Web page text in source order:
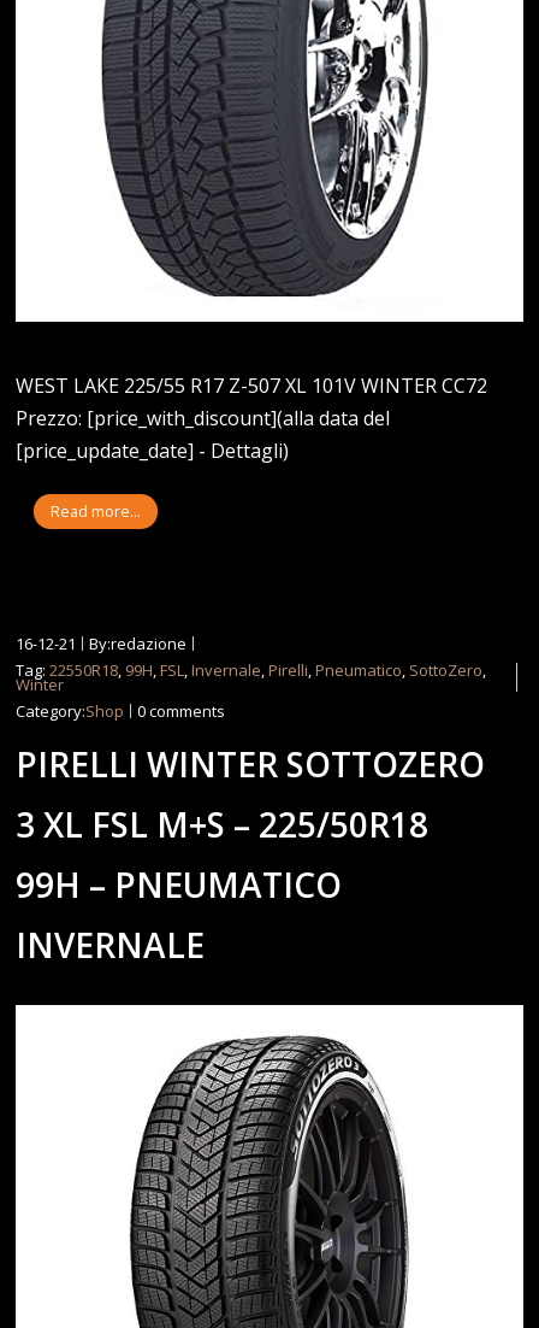
WEST LAKE 225/55 R17 Z-507 XL 101V WINTER CC72
Prezzo: [price_with_discount](alla data del
[price_update_date] - Dettagli)
Read more...
16-12-21
By:redazione
Tag:22550R18, 99H,FSL,Invernale,Pirelli,Pneumatico, SottoZero,
Winter
Category:Shop 0 comments
PIRELLI WINTER SOTTOZERO
3 XL FSL M+S – 225/50R18
99H – PNEUMATICO
INVERNALE